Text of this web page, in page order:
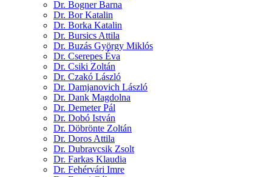
Dr. Bogner Barna
Dr. Bor Katalin
Dr. Borka Katalin
Dr. Bursics Attila
Dr. Buzás György Miklós
Dr. Cserepes Éva
Dr. Csiki Zoltán
Dr. Czakó László
Dr. Damjanovich László
Dr. Dank Magdolna
Dr. Demeter Pál
Dr. Dobó István
Dr. Döbrönte Zoltán
Dr. Doros Attila
Dr. Dubravcsik Zsolt
Dr. Farkas Klaudia
Dr. Fehérvári Imre